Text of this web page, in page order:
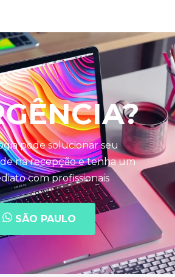
pode solucionar seu
na recepção e tenha um
com profissionais
SÃO PAULO